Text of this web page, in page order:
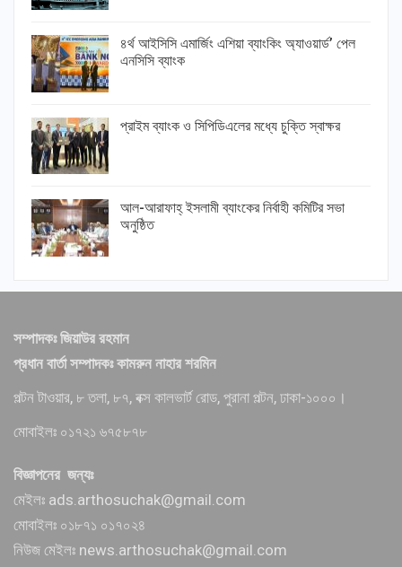
৪র্থ আইসিসি এমার্জিং এশিয়া ব্যাংকিং অ্যাওয়ার্ড’ পেল
এনসিসি ব্যাংক
প্রাইম ব্যাংক ও সিপিডিএলের মধ্যে চুক্তি স্বাক্ষর
আল-আরাফাহ্ ইসলামী ব্যাংকের নির্বাহী কমিটির সভা
অনুষ্ঠিত
সম্পাদকঃ জিয়াউর রহমান
প্রধান বার্তা সম্পাদকঃ কামরুন নাহার শরমিন
পল্টন টাওয়ার, ৮ তলা, ৮৭, বক্স কালভার্ট রোড, পুরানা পল্টন, ঢাকা-১০০০।
মোবাইলঃ ০১৭২১ ৬৭৫৮৭৮
বিজ্ঞাপনের জন্যঃ
মেইলঃ ads.arthosuchak@gmail.com
মোবাইলঃ ০১৮৭১ ০১৭০২৪
নিউজ মেইলঃ news.arthosuchak@gmail.com